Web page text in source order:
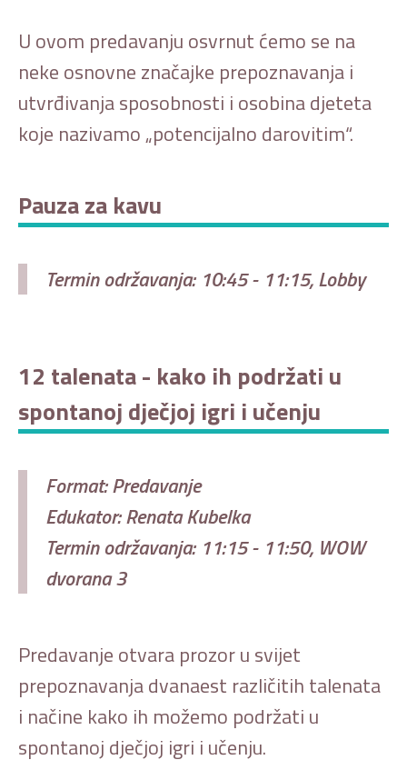
U ovom predavanju osvrnut ćemo se na
neke osnovne značajke prepoznavanja i
utvrđivanja sposobnosti i osobina djeteta
koje nazivamo „potencijalno darovitim“.
Pauza za kavu
Termin održavanja: 10:45 - 11:15, Lobby
12 talenata - kako ih podržati u
spontanoj dječjoj igri i učenju
Format: Predavanje
Edukator: Renata Kubelka
Termin održavanja: 11:15 - 11:50, WOW
dvorana 3
Predavanje otvara prozor u svijet
prepoznavanja dvanaest različitih talenata
i načine kako ih možemo podržati u
spontanoj dječjoj igri i učenju.